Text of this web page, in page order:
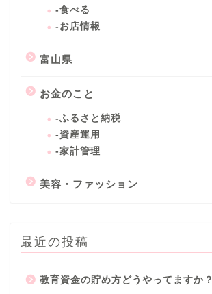
-食べる
-お店情報
富山県
お金のこと
-ふるさと納税
-資産運用
-家計管理
美容・ファッション
最近の投稿
教育資金の貯め方どうやってますか？